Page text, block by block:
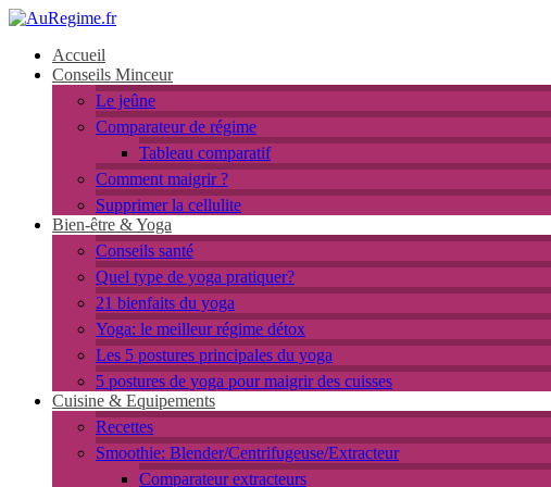
Accueil
Conseils Minceur
Le jeûne
Comparateur de régime
Tableau comparatif
Comment maigrir ?
Supprimer la cellulite
Bien-être & Yoga
Conseils santé
Quel type de yoga pratiquer?
21 bienfaits du yoga
Yoga: le meilleur régime détox
Les 5 postures principales du yoga
5 postures de yoga pour maigrir des cuisses
Cuisine & Equipements
Recettes
Smoothie: Blender/Centrifugeuse/Extracteur
Comparateur extracteurs